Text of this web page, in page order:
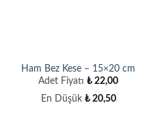
Ham Bez Kese – 15×20 cm
Adet Fiyatı ₺ 22,00
En Düşük ₺20,50